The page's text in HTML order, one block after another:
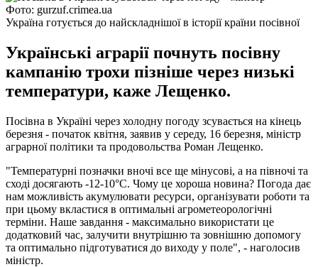
Фото: gurzuf.crimea.ua
Україна готується до найскладнішої в історії країни посівної
Українські аграрії почнуть посівну
кампанію трохи пізніше через низькі
температури, каже Лещенко.
Посівна в Україні через холодну погоду зсувається на кінець
березня - початок квітня, заявив у середу, 16 березня, міністр
аграрної політики та продовольства Роман Лещенко.
"Температурні позначки вночі все ще мінусові, а на півночі та
сході досягають -12-10°С. Чому це хороша новина? Погода дає
нам можливість акумулювати ресурси, організувати роботи та
при цьому вкластися в оптимальні агрометеорологічні
терміни. Наше завдання - максимально використати це
додатковий час, залучити внутрішню та зовнішню допомогу
та оптимально підготуватися до виходу у поле", - наголосив
міністр.